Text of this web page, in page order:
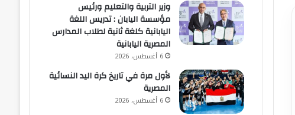
وزير التربية والتعليم ورئيس
مؤسسة اليابان : تدريس اللغة
اليابانية كلغة ثانية لطلاب المدارس
المصرية اليابانية
6 أغسطس، 2026
لأول مرة في تاريخ كرة اليد النسائية
المصرية
6 أغسطس، 2026